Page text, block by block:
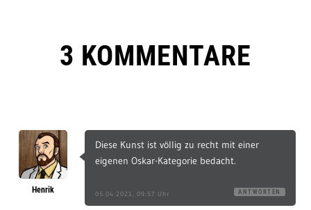
3 KOMMENTARE
Henrik
Diese Kunst ist völlig zu recht mit einer
eigenen Oskar-Kategorie bedacht.
05.04.2021, 09:57 Uhr ANTWORTEN